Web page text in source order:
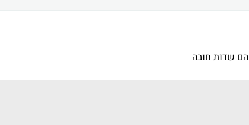
הם שדות חובה